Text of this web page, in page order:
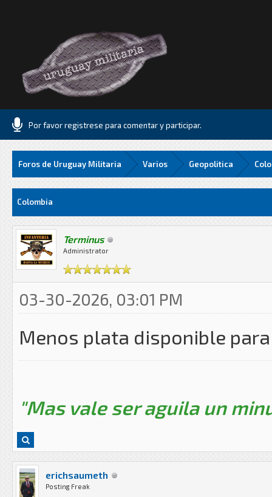
Por favor registrese para comentar y participar.
Foros de Uruguay Militaria Varios Geopolitica
MediaColombia
Terminus
Administrator
03-30-2026, 03:01 PM
Menos plata disponible
"Mas vale ser aguila un
erichsaumeth
Posting Freak